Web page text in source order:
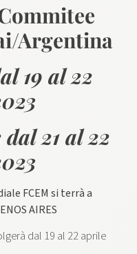
Argentina
19 al 22
21 al 22
FCEM si terrà a
AIRES
dal 19 al 22 aprile